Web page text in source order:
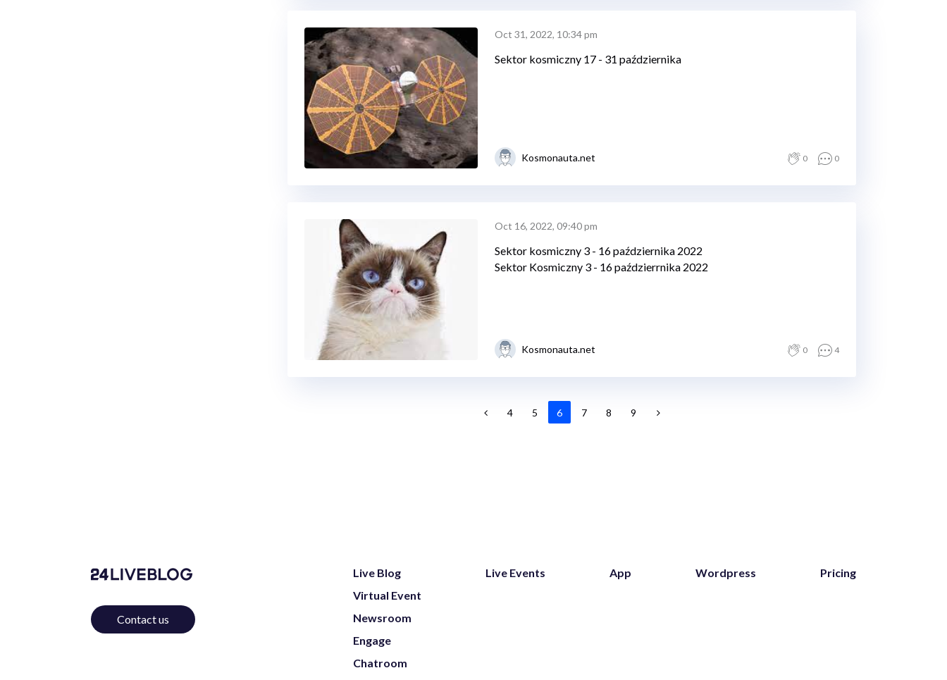
Oct 31, 2022, 10:34 pm
Sektor kosmiczny 17 - 31 października
Kosmonauta.net 0 0
Oct 16, 2022, 09:40 pm
Sektor kosmiczny 3 - 16 października 2022
Sektor Kosmiczny 3 - 16 paździerrnika 2022
Kosmonauta.net 0 4
4 5 6 7 8 9
Contact us
Live Blog
Virtual Event
Newsroom
Engage
Chatroom
Live Events App Wordpress Pricing